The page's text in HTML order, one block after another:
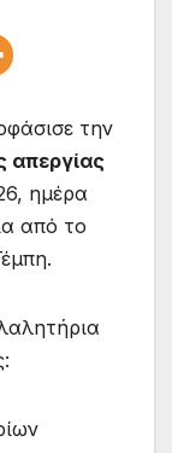
την
απεργίας
ημέρα
από το